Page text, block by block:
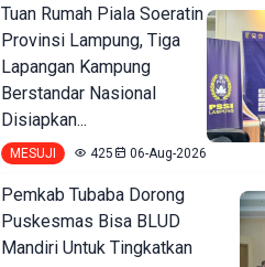
Tuan Rumah Piala Soeratin
Provinsi Lampung, Tiga
Lapangan Kampung
Berstandar Nasional
Disiapkan...
MESUJI 425 06-Aug-2026
Pemkab Tubaba Dorong
Puskesmas Bisa BLUD
Mandiri Untuk Tingkatkan